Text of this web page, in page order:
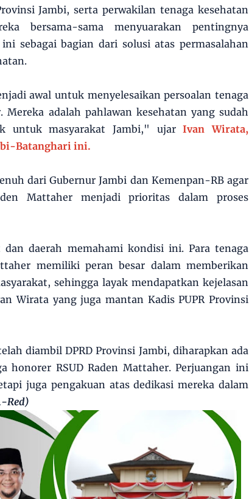
Jambi, serta perwakilan tenaga kesehatan
bersama-sama menyuarakan pentingnya
sebagai bagian dari solusi atas permasalahan
awal untuk menyelesaikan persoalan tenaga
Mereka adalah pahlawan kesehatan yang sudah
untuk masyarakat Jambi," ujarIvan Wirata,
Batanghari ini.
dari Gubernur Jambi dan Kemenpan-RB agar
Mattaher menjadi prioritas dalam proses
daerah memahami kondisi ini. Para tenaga
memiliki peran besar dalam memberikan
sehingga layak mendapatkan kejelasan
Wirata yang juga mantan Kadis PUPR Provinsi
diambil DPRD Provinsi Jambi, diharapkan ada
honorer RSUD Raden Mattaher. Perjuangan ini
juga pengakuan atas dedikasi mereka dalam
Red)